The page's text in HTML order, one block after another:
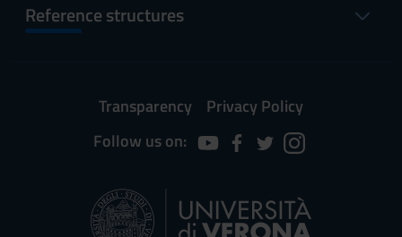
Reference structures
Transparency
Privacy Policy
Follow us on: